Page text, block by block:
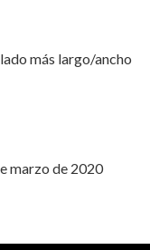
más largo/ancho
marzo de 2020